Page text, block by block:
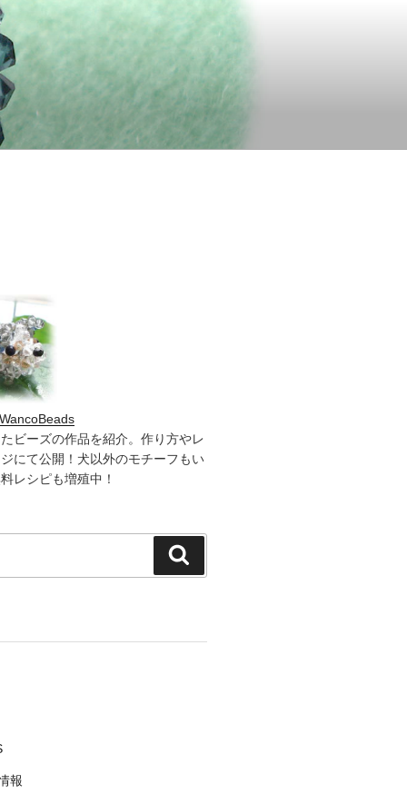
ビーズの作品を紹介。作り方やレ
にて公開！犬以外のモチーフもい
レシピも増殖中！
索
報